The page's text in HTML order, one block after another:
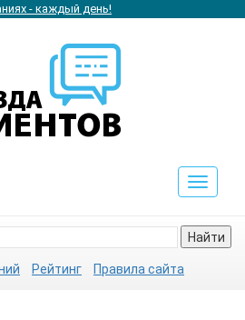
- каждый день!
Toggle
Найти
Рейтинг Правила сайта